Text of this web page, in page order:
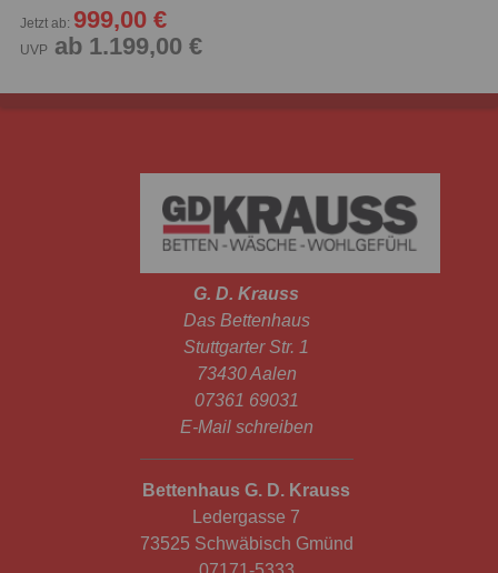
Jetzt ab: 999,00 €
UVP ab 1.199,00 €
G. D. Krauss
Das Bettenhaus
Stuttgarter Str. 1
73430 Aalen
07361 69031
E-Mail schreiben
Bettenhaus G. D. Krauss
Ledergasse 7
73525 Schwäbisch Gmünd